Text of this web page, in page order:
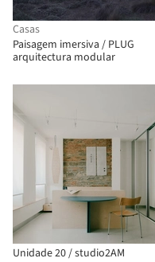
Casas
Paisagem imersiva / PLUG
arquitectura modular
Unidade 20 / studio2AM